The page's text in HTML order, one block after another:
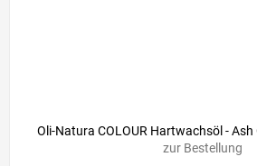
Oli-Natura COLOUR Hartwachsöl - Ash
zur Bestellung